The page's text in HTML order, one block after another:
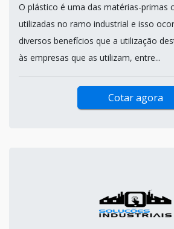
O plástico é uma das matérias-primas
utilizadas no ramo industrial e isso
diversos benefícios que a utilização
às empresas que as utilizam, entre...
Cotar agora